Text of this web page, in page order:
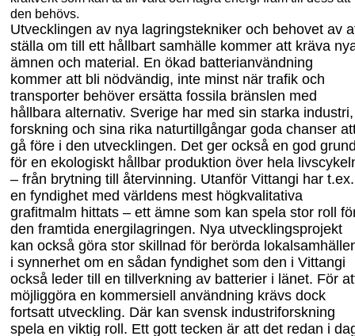
den behövs.
Utvecklingen av nya lagringstekniker och behovet av
ställa om till ett hållbart samhälle kommer att kräva
ämnen och material. En ökad batterianvändning
kommer att bli nödvändig, inte minst när trafik och
transporter behöver ersätta fossila bränslen med
hållbara alternativ. Sverige har med sin starka industri,
forskning och sina rika naturtillgångar goda chanser
gå före i den utvecklingen. Det ger också en god
för en ekologiskt hållbar produktion över hela
– från brytning till återvinning. Utanför Vittangi har t.ex.
en fyndighet med världens mest högkvalitativa
grafitmalm hittats – ett ämne som kan spela stor roll
den framtida energilagringen. Nya utvecklingsprojekt
kan också göra stor skillnad för berörda
i synnerhet om en sådan fyndighet som den i Vittangi
också leder till en tillverkning av batterier i länet. För
möjliggöra en kommersiell användning krävs dock
fortsatt utveckling. Där kan svensk industriforskning
spela en viktig roll. Ett gott tecken är att det redan i